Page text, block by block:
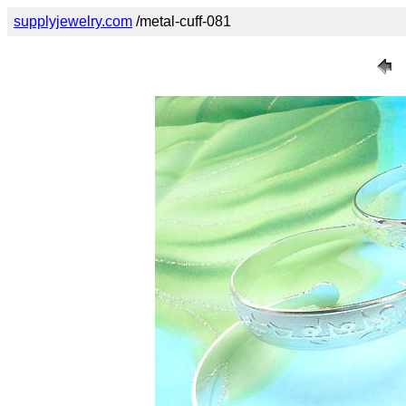
supplyjewelry.com /metal-cuff-081